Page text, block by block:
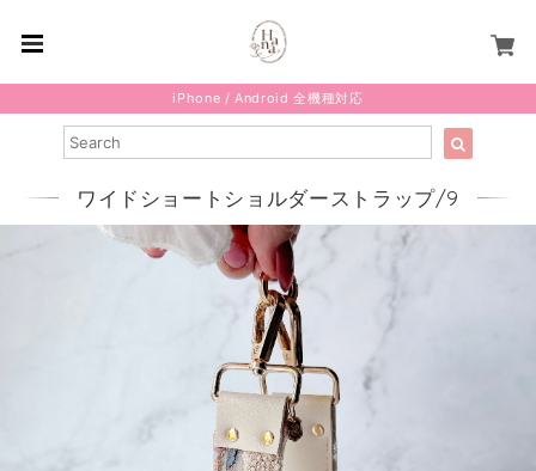
iPhone / Android 全機種対応
ワイドショートショルダーストラップ/9